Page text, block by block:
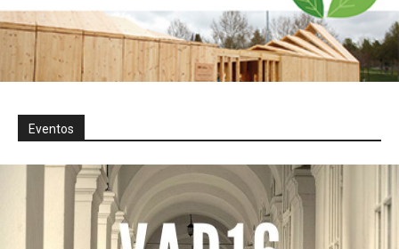
Eventos